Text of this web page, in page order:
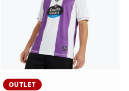
OUTLET